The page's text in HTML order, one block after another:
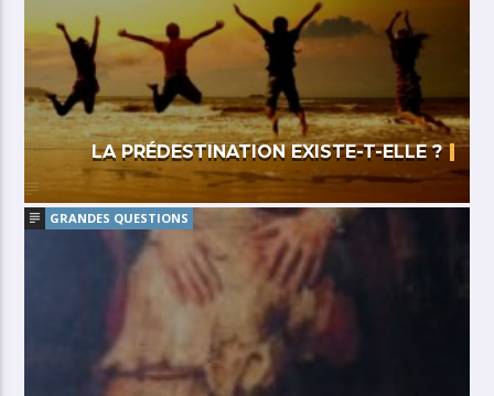
LA PRÉDESTINATION EXISTE-T-ELLE ?
GRANDES QUESTIONS